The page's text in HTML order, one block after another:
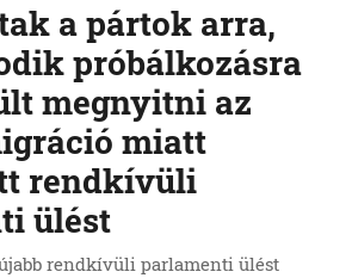
a pártok arra,
próbálkozásra
megnyitni az
miatt
rendkívüli
ülést
rendkívüli parlamenti ülést